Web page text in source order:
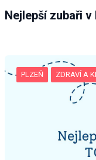
Nejlepší zubaři v
PLZEŇ ZDRAVÍ A